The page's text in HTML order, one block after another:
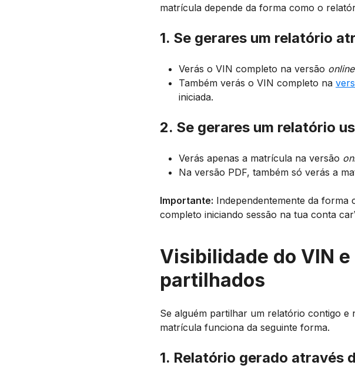
matrícula depende da forma como o
1. Se gerares um relatório
Verás o VIN completo na versão online
Também verás o VIN completo na
iniciada.
2. Se gerares um relatório
Verás apenas a matrícula na versão
Na versão PDF, também só verás a
Importante: Independentemente da
completo iniciando sessão na tua conta
Visibilidade do VIN
partilhados
Se alguém partilhar um relatório contigo
matrícula funciona da seguinte forma.
1. Relatório gerado através